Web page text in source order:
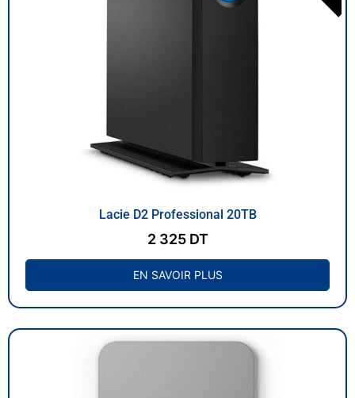
Lacie D2 Professional 20TB
2 325DT
EN SAVOIR PLUS